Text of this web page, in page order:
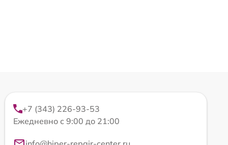
+7 (343) 226-93-53
Ежедневно с 9:00 до 21:00